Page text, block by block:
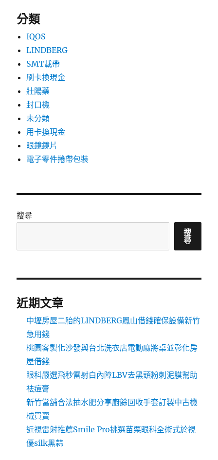
分類
IQOS
LINDBERG
SMT載帶
刷卡換現金
壯陽藥
封口機
未分類
用卡換現金
眼鏡鏡片
電子零件捲帶包裝
搜尋
搜
尋
近期文章
中壢房屋二胎的LINDBERG鳳山借錢確保設備新竹
急用錢
桃園客製化沙發與台北洗衣店電動麻將桌並彰化房
屋借錢
眼科嚴選飛秒雷射白內障LBV去黑頭粉刺泥膜幫助
祛痘膏
新竹當舖合法抽水肥分享廚餘回收手套訂製中古機
械買賣
近視雷射推薦Smile Pro挑選苗栗眼科全術式於視
優silk黑蒜